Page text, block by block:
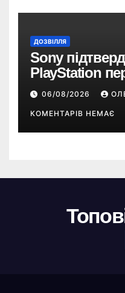
ДОЗВІЛЛЯ
Sony
PlayStation
на цифрові
06/08/2026
КОМЕНТАРІВ НЕМАЄ